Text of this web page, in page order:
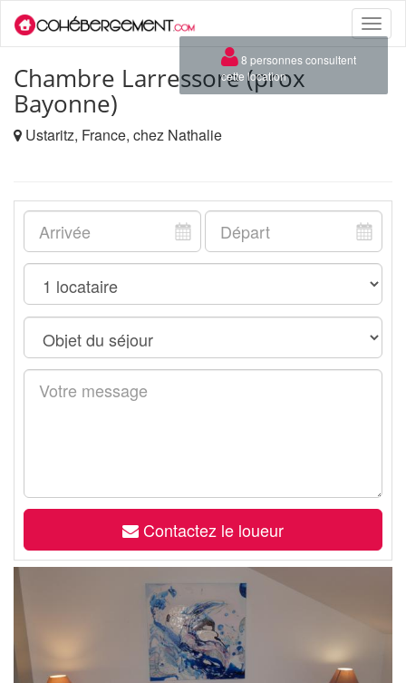
Toggle
Chambre Larressore (prox
Bayonne)
Ustaritz, France, chez Nathalie
Contactez le loueur
×
8 personnes consultent
cette location